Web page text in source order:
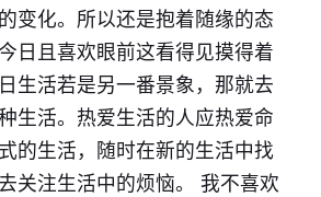
变化。所以还是抱着随缘的态
日且喜欢眼前这看得见摸得着
生活若是另一番景象，那就去
生活。热爱生活的人应热爱命
的生活，随时在新的生活中找
关注生活中的烦恼。 我不喜欢